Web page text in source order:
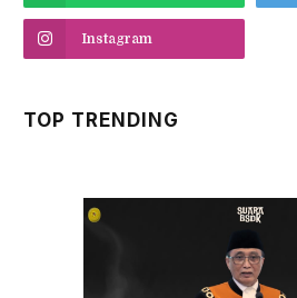
Instagram
TOP TRENDING